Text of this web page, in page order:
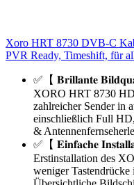
Xoro HRT 8730 DVB-C
PVR Ready, Timeshift, für
✅【 𝐁𝐫𝐢𝐥𝐥𝐚𝐧𝐭𝐞
XORO HRT 8730
zahlreicher Sender in
einschließlich Full
&
✅【 𝐄𝐢𝐧𝐟𝐚𝐜𝐡𝐞
Erstinstallation des
weniger